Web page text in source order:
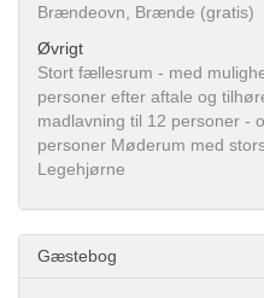
Brændeovn, Brænde (gratis)
Øvrigt
Stort fællesrum - med
personer efter aftale og
madlavning til 12 personer -
personer Møderum med
Legehjørne
Gæstebog